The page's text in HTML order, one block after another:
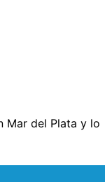
Mar del Plata y lo